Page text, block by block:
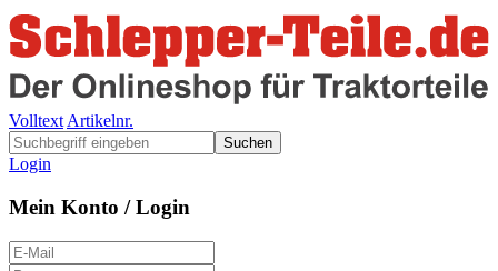
Volltext Artikelnr.
Suchen
Login
Mein Konto / Login